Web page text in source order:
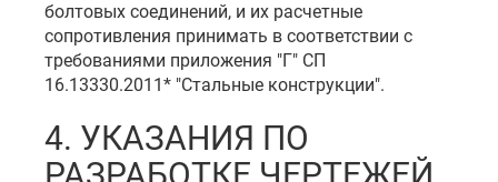
болтовых соединений, и их расчетные
сопротивления принимать в соответствии с
требованиями приложения "Г" СП
16.13330.2011* "Стальные конструкции".
4. УКАЗАНИЯ ПО